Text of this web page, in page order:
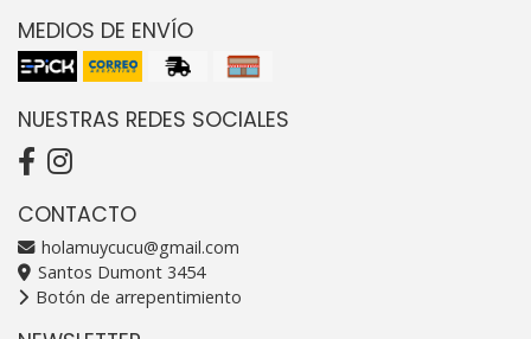
MEDIOS DE ENVÍO
NUESTRAS REDES SOCIALES
CONTACTO
holamuycucu@gmail.com
Santos Dumont 3454
Botón de arrepentimiento